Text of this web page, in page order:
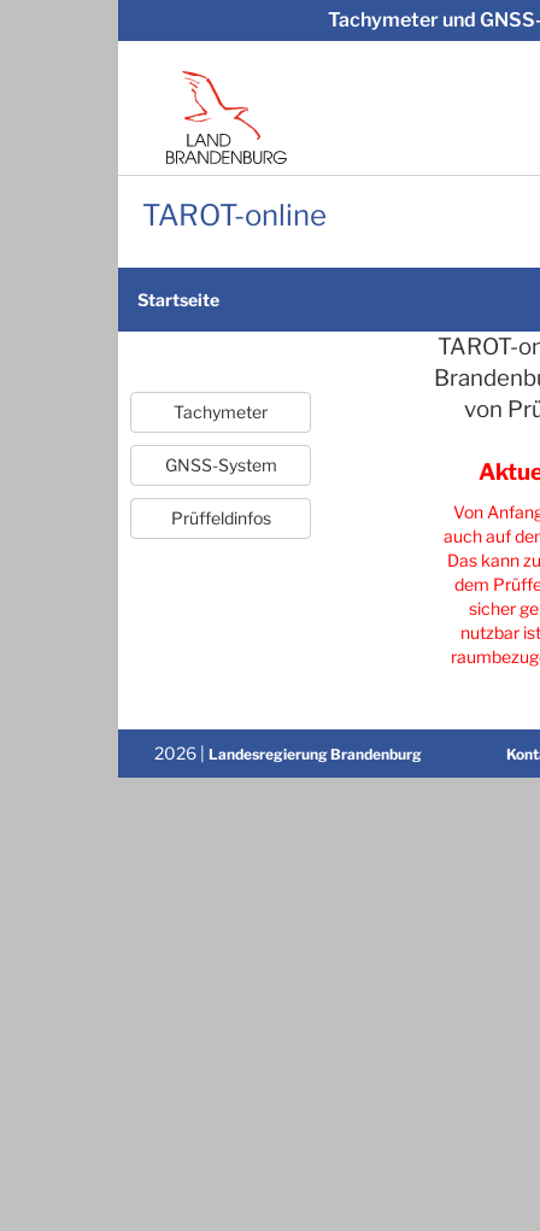
Tachymeter und
TAROT-online
Startseite
TAROT-
von
Von
auch auf
Das kann
dem
sicher
nutzbar
2026 | Landesregierung Brandenburg